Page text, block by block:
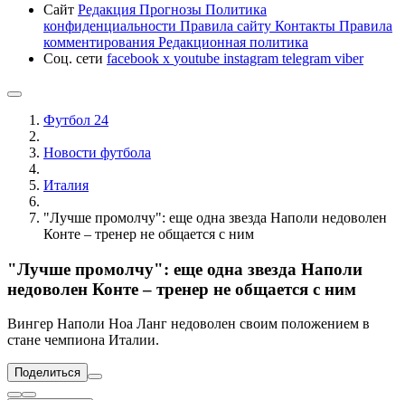
Сайт Редакция Прогнозы Политика
конфиденциальности Правила сайту Контакты Правила
комментирования Редакционная политика
Соц. сети facebook x youtube instagram telegram viber
Футбол 24
Новости футбола
Италия
"Лучше промолчу": еще одна звезда Наполи недоволен
Конте – тренер не общается с ним
"Лучше промолчу": еще одна звезда Наполи
недоволен Конте – тренер не общается с ним
Вингер Наполи Ноа Ланг недоволен своим положением в
стане чемпиона Италии.
Поделиться